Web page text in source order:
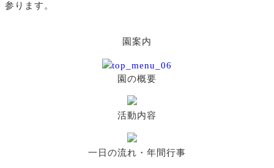
参ります。
園案内
園の概要
活動内容
一日の流れ・年間行事